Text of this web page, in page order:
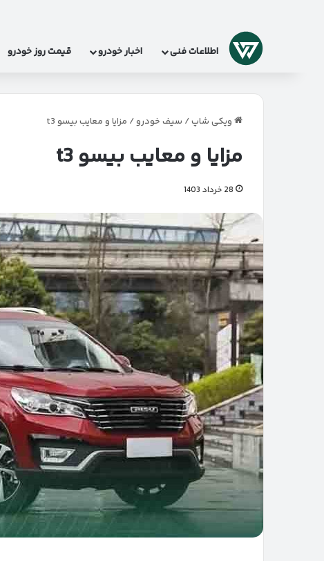
لوگو اطلاعات فنی اخبار خودرو قیمت روز خودرو
ویکی شاپ/ سیف خودرو/ مزایا و معایب بیسو t3
مزایا و معایب بیسو t3
28 خرداد 1403